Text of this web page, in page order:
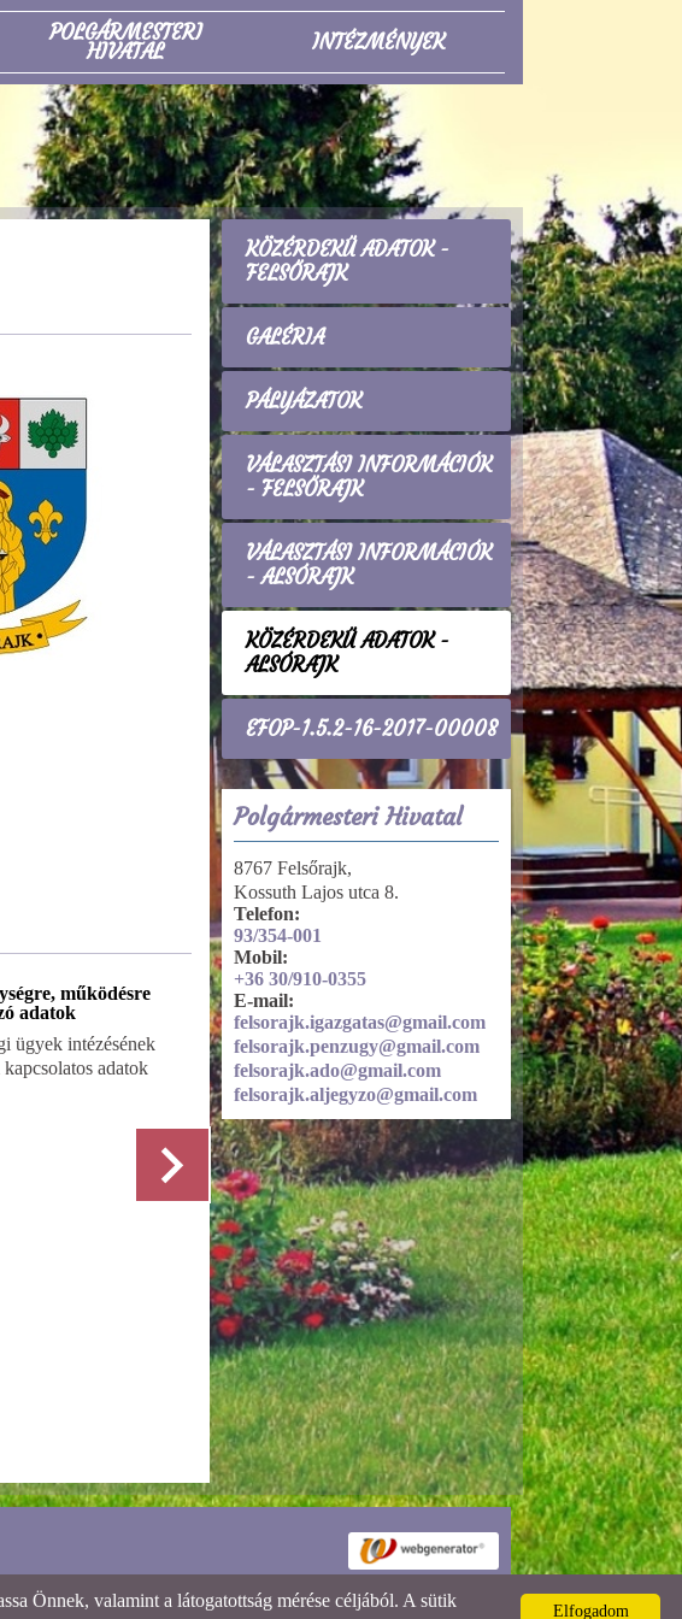
POLGÁRMESTERI
HIVATAL INTÉZMÉNYEK
működésre
adatok
ügyek intézésének
adatok
Tevékenységre, működésre
vonatkozó adatok
Nyilvántartások, nyilvános
kiadványok
Részletek
KÖZÉRDEKŰ ADATOK -
FELSŐRAJK
GALÉRIA
PÁLYÁZATOK
VÁLASZTÁSI INFORMÁCIÓK
- FELSŐRAJK
VÁLASZTÁSI INFORMÁCIÓK
- ALSÓRAJK
KÖZÉRDEKŰ ADATOK -
ALSÓRAJK
EFOP-1.5.2-16-2017-00008
Polgármesteri Hivatal
8767 Felsőrajk,
Kossuth Lajos utca 8.
Telefon:
93/354-001
Mobil:
+36 30/910-0355
E-mail:
felsorajk.igazgatas@gmail.com
felsorajk.penzugy@gmail.com
felsorajk.ado@gmail.com
felsorajk.aljegyzo@gmail.com
Elfogadom
Önnek, valamint a látogatottság mérése céljából. A sütik